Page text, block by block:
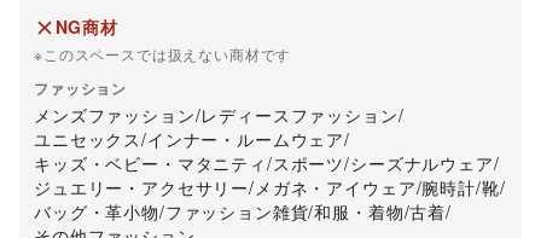
NG商材
※このスペースでは扱えない商材です
ファッション
メンズファッション/レディースファッション/
ユニセックス/インナー・ルームウェア/
キッズ・ベビー・マタニティ /スポーツ/シーズナルウェア/
ジュエリー・アクセサリー/メガネ・アイウェア/腕時計/靴/
バッグ・革小物/ファッション雑貨/和服・着物/古着/